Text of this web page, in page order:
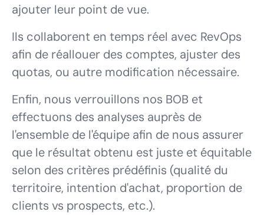
ajouter leur point de vue.
Ils collaborent en temps réel avec RevOps
afin de réallouer des comptes, ajuster des
quotas, ou autre modification nécessaire.
Enfin, nous verrouillons nos BOB et
effectuons des analyses auprès de
l'ensemble de l'équipe afin de nous assurer
que le résultat obtenu est juste et équitable
selon des critères prédéfinis (qualité du
territoire, intention d'achat, proportion de
clients vs prospects, etc.).